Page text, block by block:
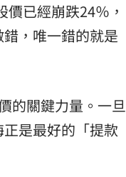
已經崩跌24％，
，唯一錯的就是
的關鍵力量。一旦
是最好的「提款